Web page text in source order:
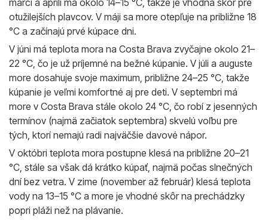
marci a apríli má okolo 14–15 °C, takže je vhodná skôr pre
otužilejších plavcov. V máji sa more otepľuje na približne 18
°C a začínajú prvé kúpace dni.
V júni má teplota mora na Costa Brava zvyčajne okolo 21–
22 °C, čo je už príjemné na bežné kúpanie. V júli a auguste
more dosahuje svoje maximum, približne 24–25 °C, takže
kúpanie je veľmi komfortné aj pre deti. V septembri má
more v Costa Brava stále okolo 24 °C, čo robí z jesenných
termínov (najmä začiatok septembra) skvelú voľbu pre
tých, ktorí nemajú radi najväčšie davové nápor.
V októbri teplota mora postupne klesá na približne 20–21
°C, stále sa však dá krátko kúpať, najmä počas slnečných
dní bez vetra. V zime (november až február) klesá teplota
vody na 13–15 °C a more je vhodné skôr na prechádzky
popri pláži než na plávanie.